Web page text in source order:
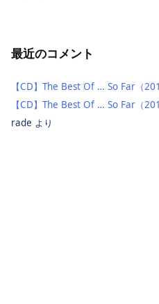
最近のコメント
【CD】The Best Of … So Far（
【CD】The Best Of … So Far（
rade より